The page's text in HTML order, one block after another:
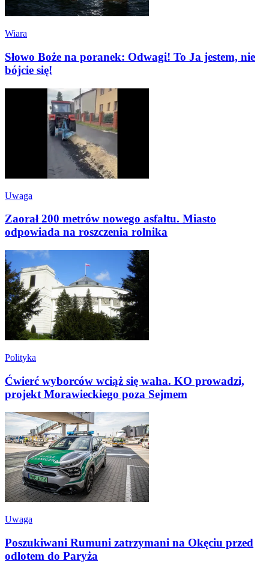
Wiara
Słowo Boże na poranek: Odwagi! To Ja jestem, nie
bójcie się!
Uwaga
Zaorał 200 metrów nowego asfaltu. Miasto
odpowiada na roszczenia rolnika
Polityka
Ćwierć wyborców wciąż się waha. KO prowadzi,
projekt Morawieckiego poza Sejmem
Uwaga
Poszukiwani Rumuni zatrzymani na Okęciu przed
odlotem do Paryża